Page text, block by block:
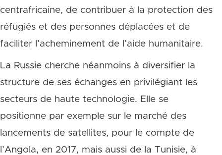
centrafricaine, de contribuer à la protection des
réfugiés et des personnes déplacées et de
faciliter l’acheminement de l’aide humanitaire.
La Russie cherche néanmoins à diversifier la
structure de ses échanges en privilégiant les
secteurs de haute technologie. Elle se
positionne par exemple sur le marché des
lancements de satellites, pour le compte de
l’Angola, en 2017, mais aussi de la Tunisie, à